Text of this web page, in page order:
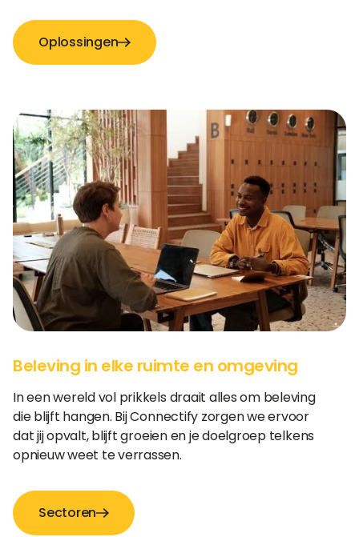
Oplossingen
Beleving in elke ruimte en omgeving
In een wereld vol prikkels draait alles om beleving
die blijft hangen. Bij Connectify zorgen we ervoor
dat jij opvalt, blijft groeien en je doelgroep telkens
opnieuw weet te verrassen.
Sectoren